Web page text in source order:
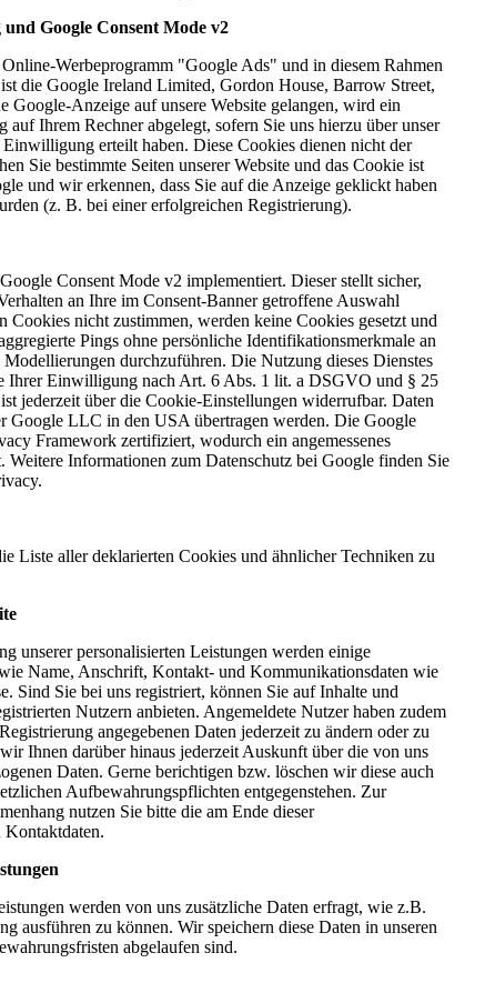
Google Consent Mode v2
Werbeprogramm "Google Ads" und in diesem Rahmen
die Google Ireland Limited, Gordon House, Barrow Street,
Google-Anzeige auf unsere Website gelangen, wird ein
Ihrem Rechner abgelegt, sofern Sie uns hierzu über unser
erteilt haben. Diese Cookies dienen nicht der
Sie bestimmte Seiten unserer Website und das Cookie ist
und wir erkennen, dass Sie auf die Anzeige geklickt haben
(z. B. bei einer erfolgreichen Registrierung).
Consent Mode v2 implementiert. Dieser stellt sicher,
an Ihre im Consent-Banner getroffene Auswahl
Cookies nicht zustimmen, werden keine Cookies gesetzt und
Pings ohne persönliche Identifikationsmerkmale an
durchzuführen. Die Nutzung dieses Dienstes
Ihrer Einwilligung nach Art. 6 Abs. 1 lit. a DSGVO und § 25
jederzeit über die Cookie-Einstellungen widerrufbar. Daten
Google LLC in den USA übertragen werden. Die Google
Framework zertifiziert, wodurch ein angemessenes
Weitere Informationen zum Datenschutz bei Google finden Sie
Liste aller deklarierten Cookies und ähnlicher Techniken zu
unserer personalisierten Leistungen werden einige
Name, Anschrift, Kontakt- und Kommunikationsdaten wie
Sind Sie bei uns registriert, können Sie auf Inhalte und
Nutzern anbieten. Angemeldete Nutzer haben zudem
angegebenen Daten jederzeit zu ändern oder zu
Ihnen darüber hinaus jederzeit Auskunft über die von uns
Daten. Gerne berichtigen bzw. löschen wir diese auch
Aufbewahrungspflichten entgegenstehen. Zur
nutzen Sie bitte die am Ende dieser
Kontaktdaten.
werden von uns zusätzliche Daten erfragt, wie z.B.
ausführen zu können. Wir speichern diese Daten in unseren
abgelaufen sind.